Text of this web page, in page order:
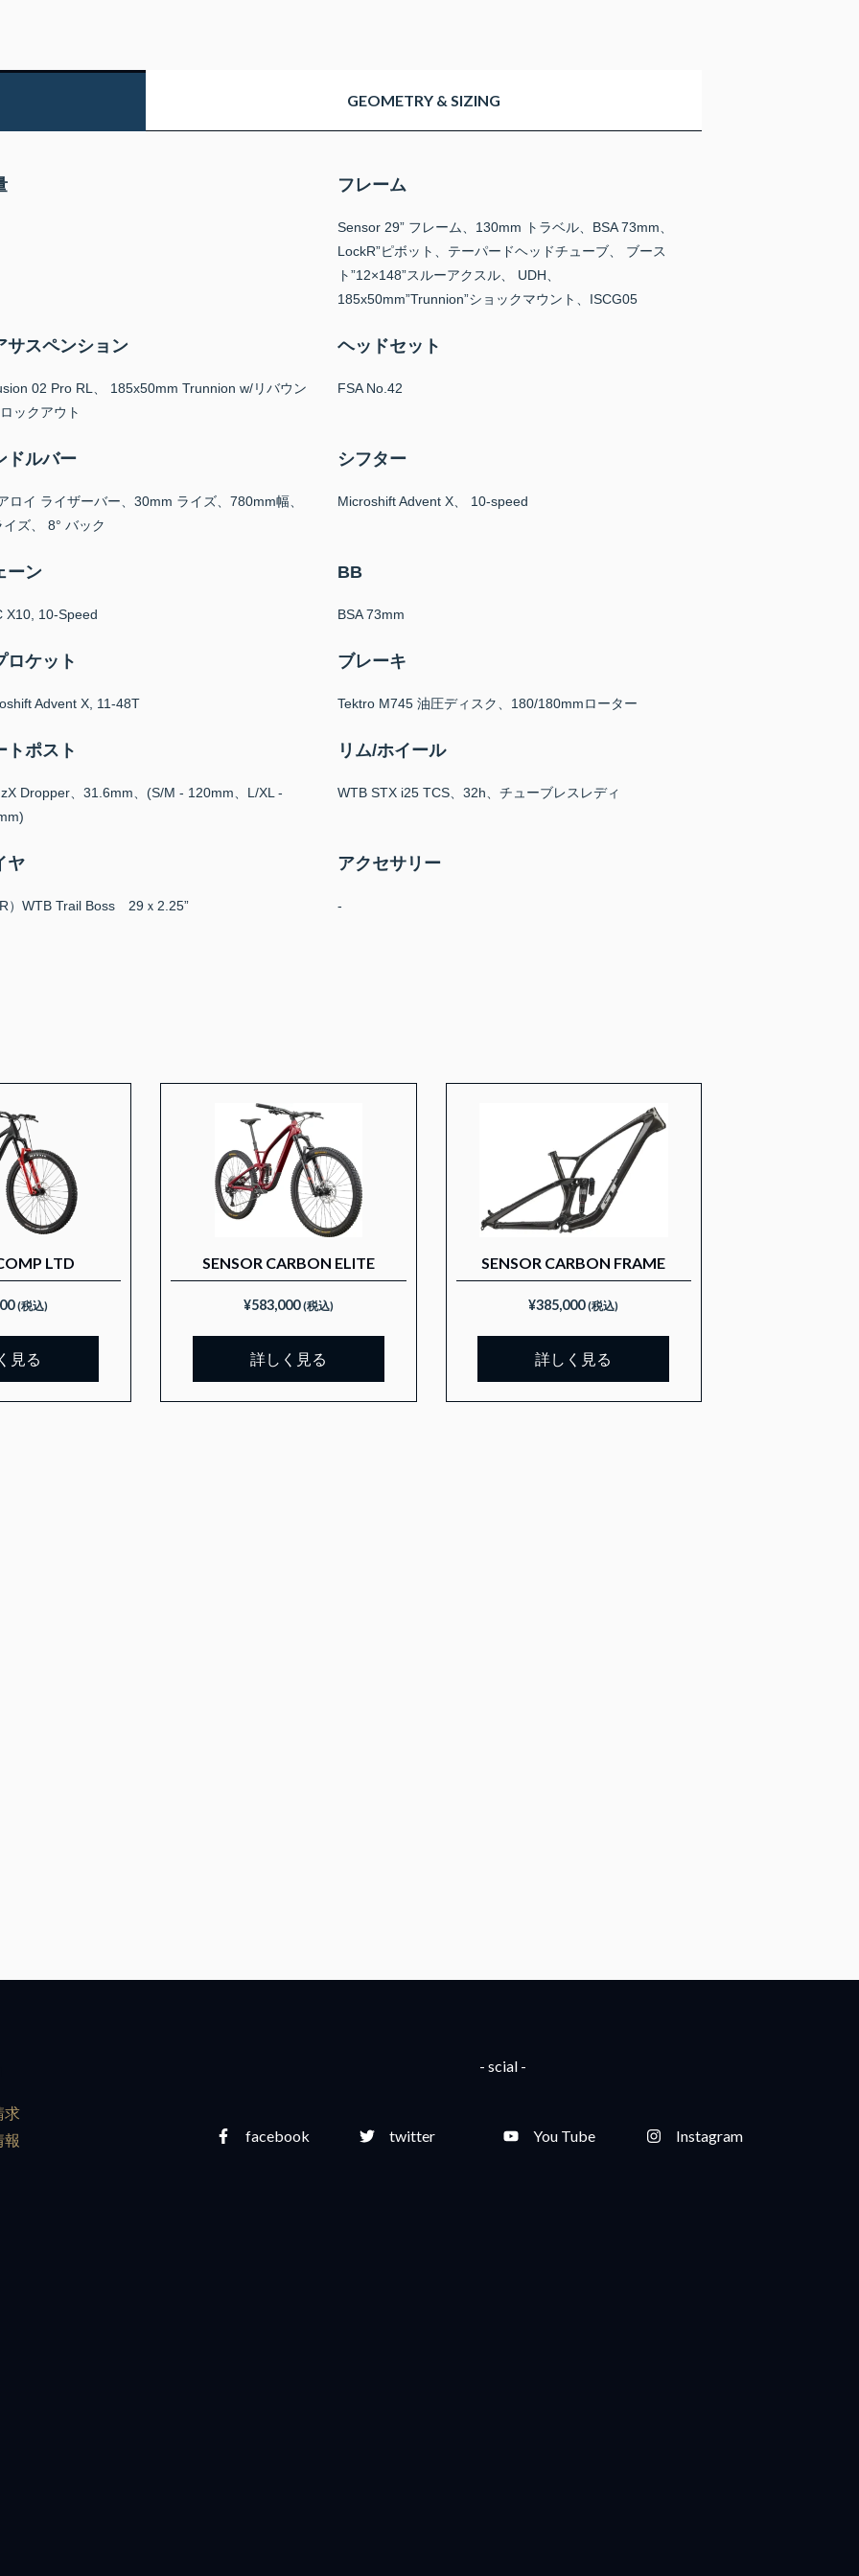
GEOMETRY & SIZING
フレーム
Sensor 29” フレーム、130mm トラベル、BSA 73mm、
LockR”ピボット、テーパードヘッドチューブ、 ブース
ト”12×148”スルーアクスル、 UDH、
185x50mm”Trunnion”ショックマウント、ISCG05
サスペンション
02 Pro RL、 185x50mm Trunnion w/リバウン
ックアウト
ヘッドセット
FSA No.42
ドルバー
ロイ ライザーバー、30mm ライズ、780mm幅、
イズ、 8° バック
シフター
Microshift Advent X、 10-speed
ーン
X10, 10-Speed
BB
BSA 73mm
ロケット
Advent X, 11-48T
ブレーキ
Tektro M745 油圧ディスク、180/180mmローター
トポスト
Dropper、31.6mm、(S/M - 120mm、L/XL -
リム/ホイール
WTB STX i25 TCS、32h、チューブレスレディ
ヤ
）WTB Trail Boss 29ｘ2.25”
アクセサリー
-
LTD
(税込)
見る
SENSOR CARBON ELITE
¥583,000 (税込)
詳しく見る
SENSOR CARBON FRAME
¥385,000 (税込)
詳しく見る
求
報
- scial -
facebook twitter You Tube Instagram